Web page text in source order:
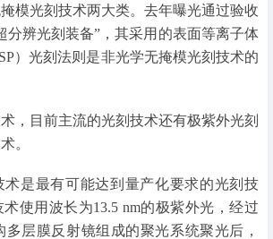
模光刻技术两大类。去年曝光通过验收
分辨光刻装备”，其采用的表面等离子体
SP）光刻法则是非光学无掩模光刻技术的
，目前主流的光刻技术还有极紫外光刻
。
术是最有可能达到量产化要求的光刻技
使用波长为13.5 nm的极紫外光，经过
层膜反射镜组成的聚光系统聚光后，